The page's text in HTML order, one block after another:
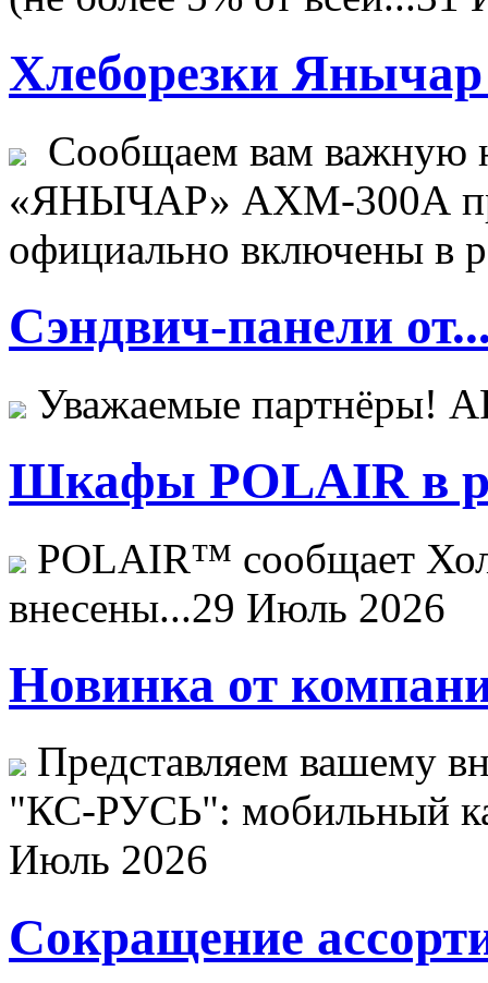
Хлеборезки Янычар
Сообщаем вам важную
«ЯНЫЧАР» АХМ-300А
официально включены в
Сэндвич-панели
Уважаемые
Шкафы POLAIR в
POLAIR™ сообщает
внесены...29 Июль 2026
Новинка от
Представляем вашему
"КС-РУСЬ": мобильный
Июль 2026
Сокращение